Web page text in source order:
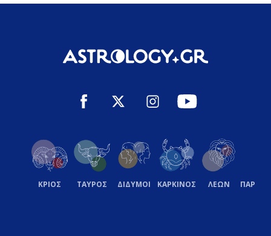
ΚΡΙΟΣ ΤΑΥΡΟΣ ΔΙΔΥΜΟΙ ΚΑΡΚΙΝΟΣ ΛΕΩΝ